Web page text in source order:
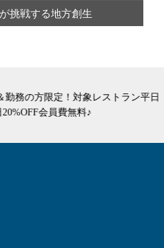
挑戦する地方創生
務の方限定！対象レストラン平日
会員費無料♪